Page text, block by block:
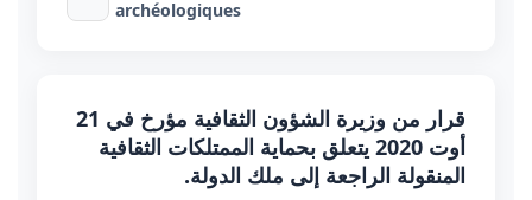
archéologiques
قرار من وزيرة الشؤون الثقافية مؤرخ في 21
أوت 2020 يتعلق بحماية الممتلكات الثقافية
المنقولة الراجعة إلى ملك الدولة.